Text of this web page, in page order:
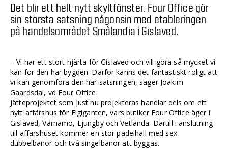
Det blir ett helt nytt skyltfönster. Four Office gör
sin största satsning någonsin med etableringen
på handelsområdet Smålandia i Gislaved.
– Vi har ett stort hjärta för Gislaved och vill göra så mycket vi
kan för den här bygden. Därför känns det fantastiskt roligt att
vi kan genomföra den här satsningen, säger Joakim
Gaardsdal, vd Four Office.
Jätteprojektet som just nu projekteras handlar dels om ett
nytt affärshus för Elgiganten, vars butiker Four Office äger i
Gislaved, Värnamo, Ljungby och Vetlanda. Därtill i anslutning
till affärshuset kommer en stor padelhall med sex
dubbelbanor och två singelbanor att byggas.